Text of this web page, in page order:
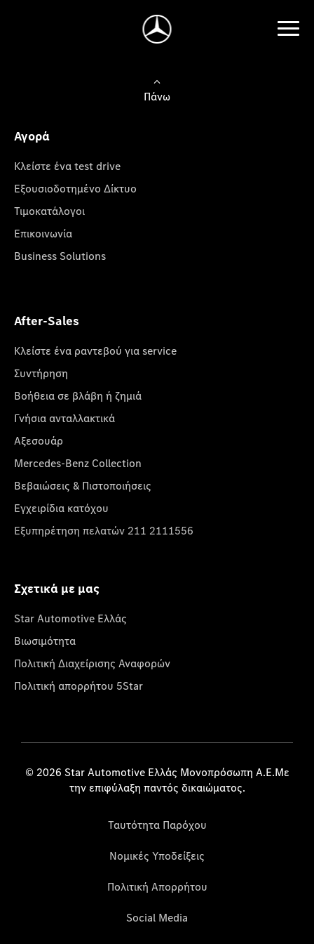
Πάνω
Αγορά
Κλείστε ένα test drive
Εξουσιοδοτημένο Δίκτυο
Τιμοκατάλογοι
Επικοινωνία
Business Solutions
After-Sales
Κλείστε ένα ραντεβού για service
Συντήρηση
Βοήθεια σε βλάβη ή ζημιά
Γνήσια ανταλλακτικά
Αξεσουάρ
Mercedes-Benz Collection
Βεβαιώσεις & Πιστοποιήσεις
Εγχειρίδια κατόχου
Εξυπηρέτηση πελατών 211 2111556
Σχετικά με μας
Star Automotive Ελλάς
Βιωσιμότητα
Πολιτική Διαχείρισης Αναφορών
Πολιτική απορρήτου 5Star
© 2026 Star Automotive Ελλάς Μονοπρόσωπη Α.Ε.Με
την επιφύλαξη παντός δικαιώματος.
Ταυτότητα Παρόχου
Νομικές Υποδείξεις
Πολιτική Απορρήτου
Social Media